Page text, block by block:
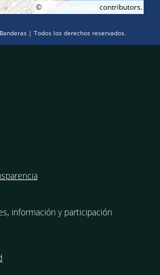
© OpenStreetMap contributors.
| Todos los derechos reservados.
información y participación